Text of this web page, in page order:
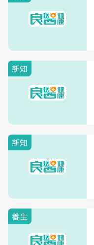
新知
新知
養生